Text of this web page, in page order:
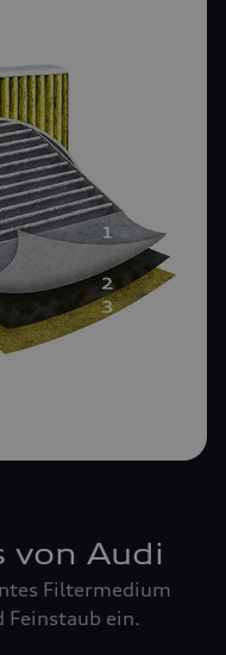
Audi
Filtermedium
Feinstaub ein.